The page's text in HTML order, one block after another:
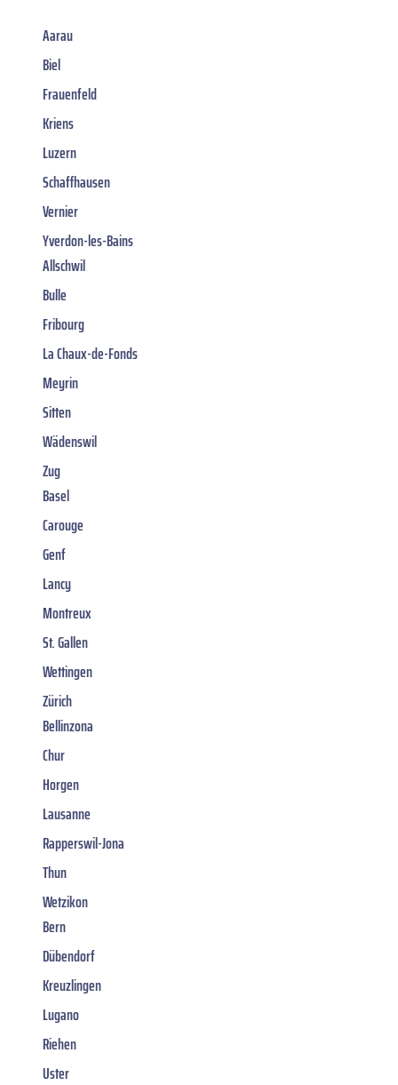
Aarau
Biel
Frauenfeld
Kriens
Luzern
Schaffhausen
Vernier
Yverdon-les-Bains
Allschwil
Bulle
Fribourg
La Chaux-de-Fonds
Meyrin
Sitten
Wädenswil
Zug
Basel
Carouge
Genf
Lancy
Montreux
St. Gallen
Wettingen
Zürich
Bellinzona
Chur
Horgen
Lausanne
Rapperswil-Jona
Thun
Wetzikon
Bern
Dübendorf
Kreuzlingen
Lugano
Riehen
Uster